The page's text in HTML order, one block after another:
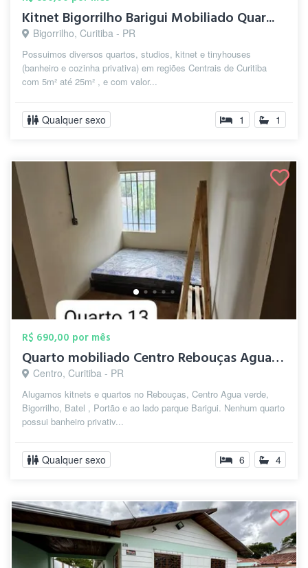
Kitnet Bigorrilho Barigui Mobiliado Quar...
Bigorrilho, Curitiba - PR
Possuimos diversos quartos, studios, kitnet e tinyhouses
(banheiro e cozinha privativa) em regiões Centrais de Curitiba
com 5m² até 25m² , e com valor...
Qualquer sexo 1 1
R$ 690,00 por mês
Quarto mobiliado Centro Rebouças Agua ve...
Centro, Curitiba - PR
Alugamos kitnets e quartos no Rebouças, Centro Agua verde,
Bigorrilho, Batel , Portão e ao lado parque Barigui. Nenhum quarto
possui banheiro privativ...
Qualquer sexo 6 4